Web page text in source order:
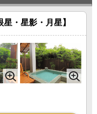
・星影・月星】